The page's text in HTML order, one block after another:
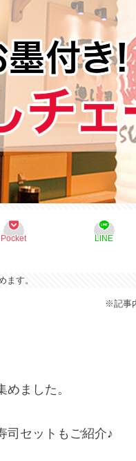
Pocket LINE
ます。
※記事
ました。
司セットもご紹介♪